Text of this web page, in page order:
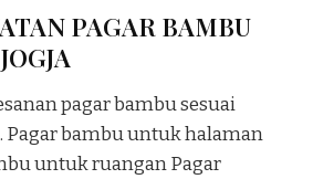
PAGAR BAMBU
pagar bambu sesuai
Pagar bambu untuk halaman
untuk ruangan Pagar